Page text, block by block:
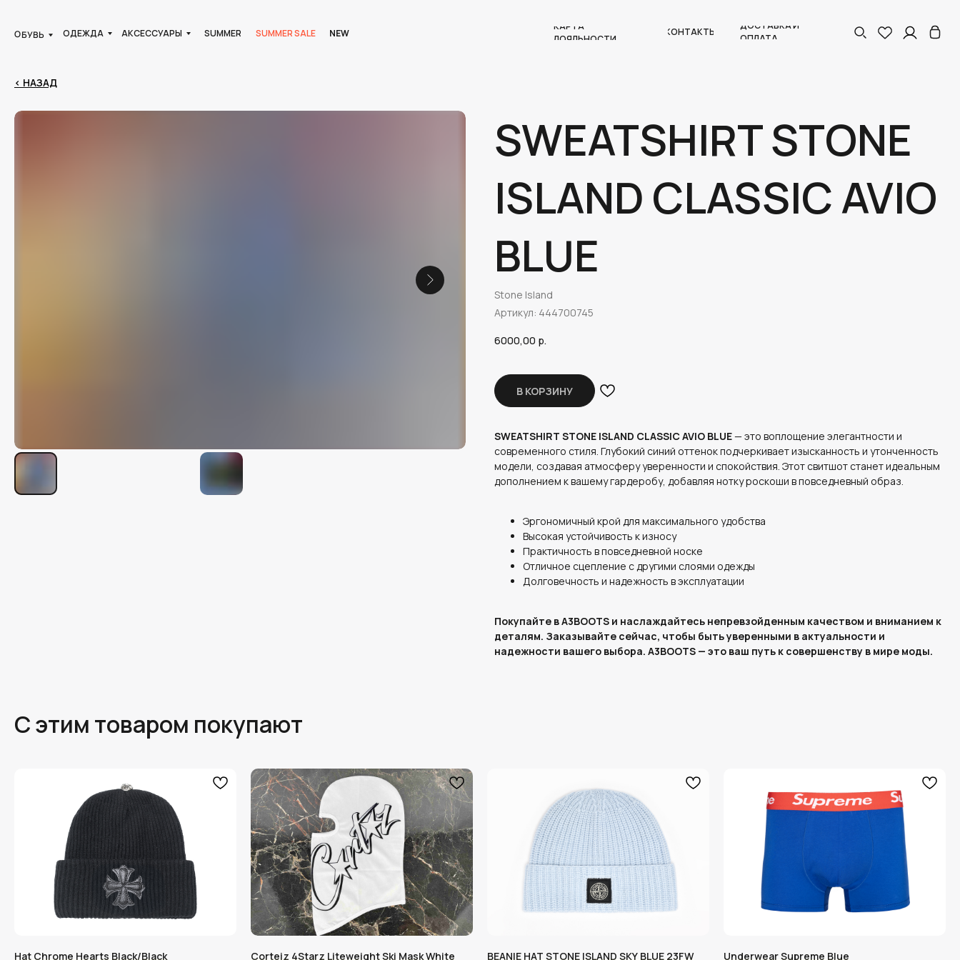
SUMMER SALE
SUMMER
ОБУВЬ ОДЕЖДА АКСЕССУАРЫ КОНТАКТЫ
ДОСТАВКА И
ОПЛАТА
КАРТА
ЛОЯЛЬНОСТИ
NEW
< НАЗАД
SWEATSHIRT STONE
ISLAND CLASSIC AVIO
BLUE
Stone Island
Артикул: 444700745
6000,00 р.
В КОРЗИНУ
SWEATSHIRT STONE ISLAND CLASSIC AVIO BLUE— это воплощение элегантности и
современного стиля. Глубокий синий оттенок подчеркивает изысканность и утонченность
модели, создавая атмосферу уверенности и спокойствия. Этот свитшот станет идеальным
дополнением к вашему гардеробу, добавляя нотку роскоши в повседневный образ.
Эргономичный крой для максимального удобства
Высокая устойчивость к износу
Практичность в повседневной носке
Отличное сцепление с другими слоями одежды
Долговечность и надежность в эксплуатации
Покупайте в A3BOOTS и наслаждайтесь непревзойденным качеством и вниманием к
деталям. Заказывайте сейчас, чтобы быть уверенными в актуальности и
надежности вашего выбора. A3BOOTS — это ваш путь к совершенству в мире моды.
С этим товаром покупают
Hat Chrome Hearts Black/Black Corteiz 4Starz Liteweight Ski Mask White BEANIE HAT STONE ISLAND SKY BLUE 23FW Underwear Supreme Blue